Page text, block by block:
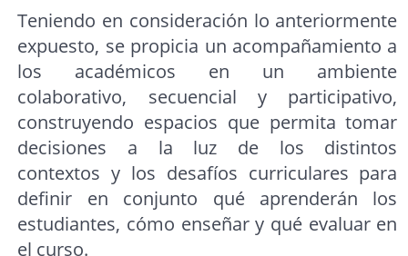
Teniendo en consideración lo anteriormente
expuesto, se propicia un acompañamiento a
los académicos en un ambiente
colaborativo, secuencial y participativo,
construyendo espacios que permita tomar
decisiones a la luz de los distintos
contextos y los desafíos curriculares para
definir en conjunto qué aprenderán los
estudiantes, cómo enseñar y qué evaluar en
el curso.